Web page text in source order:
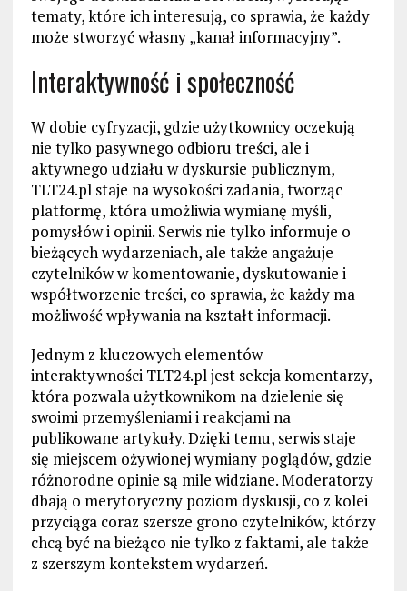
tematy, które ich interesują, co sprawia, że każdy
może stworzyć własny „kanał informacyjny”.
Interaktywność i społeczność
W dobie cyfryzacji, gdzie użytkownicy oczekują
nie tylko pasywnego odbioru treści, ale i
aktywnego udziału w dyskursie publicznym,
TLT24.pl staje na wysokości zadania, tworząc
platformę, która umożliwia wymianę myśli,
pomysłów i opinii. Serwis nie tylko informuje o
bieżących wydarzeniach, ale także angażuje
czytelników w komentowanie, dyskutowanie i
współtworzenie treści, co sprawia, że każdy ma
możliwość wpływania na kształt informacji.
Jednym z kluczowych elementów
interaktywności TLT24.pl jest sekcja komentarzy,
która pozwala użytkownikom na dzielenie się
swoimi przemyśleniami i reakcjami na
publikowane artykuły. Dzięki temu, serwis staje
się miejscem ożywionej wymiany poglądów, gdzie
różnorodne opinie są mile widziane. Moderatorzy
dbają o merytoryczny poziom dyskusji, co z kolei
przyciąga coraz szersze grono czytelników, którzy
chcą być na bieżąco nie tylko z faktami, ale także
z szerszym kontekstem wydarzeń.